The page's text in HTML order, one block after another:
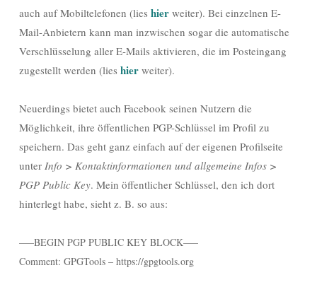
auch auf Mobiltelefonen (lies hier weiter). Bei einzelnen E-
Mail-Anbietern kann man inzwischen sogar die automatische
Verschlüsselung aller E-Mails aktivieren, die im Posteingang
zugestellt werden (lies hier weiter).
Neuerdings bietet auch Facebook seinen Nutzern die
Möglichkeit, ihre öffentlichen PGP-Schlüssel im Profil zu
speichern. Das geht ganz einfach auf der eigenen Profilseite
unter Info > Kontaktinformationen und allgemeine Infos >
PGP Public Key. Mein öffentlicher Schlüssel, den ich dort
hinterlegt habe, sieht z. B. so aus:
—–BEGIN PGP PUBLIC KEY BLOCK—–
Comment: GPGTools – https://gpgtools.org